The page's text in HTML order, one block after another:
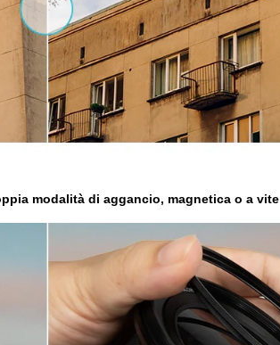
modalità di aggancio, magnetica o a vite